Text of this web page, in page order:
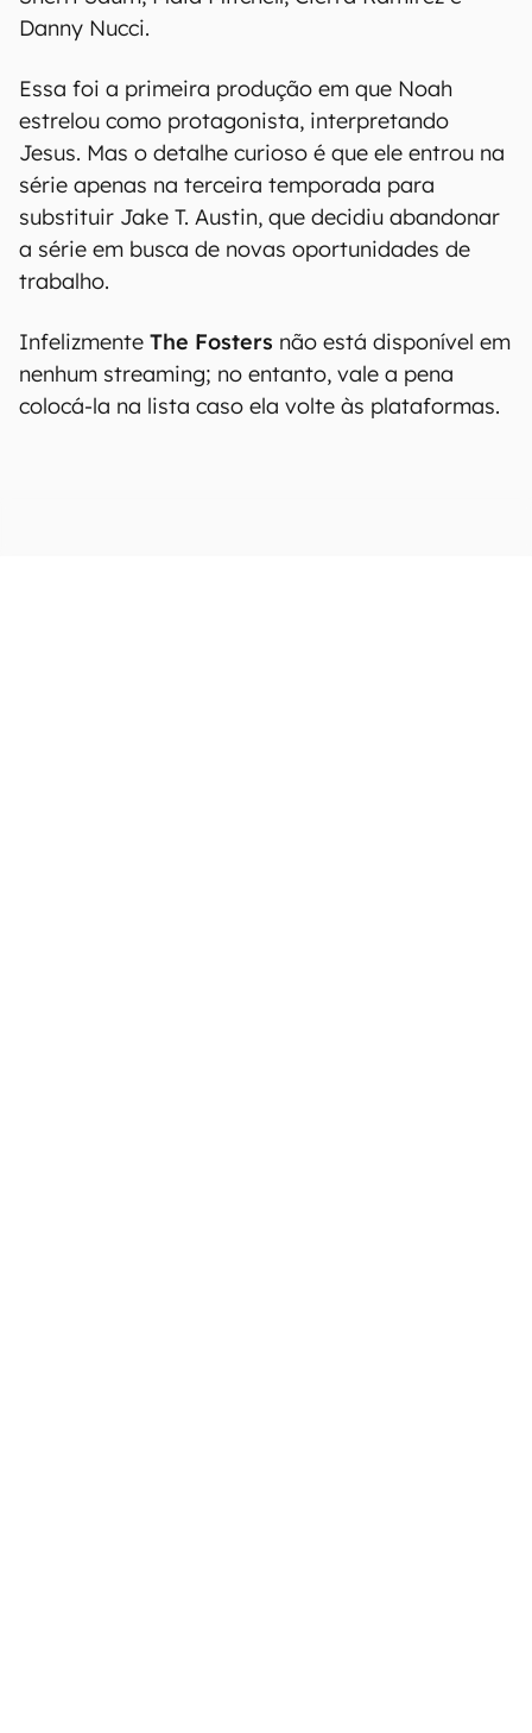
Danny Nucci.
Essa foi a primeira produção em que Noah
estrelou como protagonista, interpretando
Jesus. Mas o detalhe curioso é que ele entrou na
série apenas na terceira temporada para
substituir Jake T. Austin, que decidiu abandonar
a série em busca de novas oportunidades de
trabalho.
Infelizmente The Fosters não está disponível em
nenhum streaming; no entanto, vale a pena
colocá-la na lista caso ela volte às plataformas.